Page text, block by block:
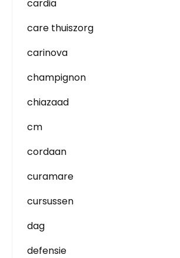
cardia
care thuiszorg
carinova
champignon
chiazaad
cm
cordaan
curamare
cursussen
dag
defensie